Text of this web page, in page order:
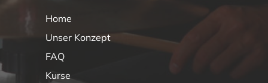
Home
Unser Konzept
FAQ
Kurse